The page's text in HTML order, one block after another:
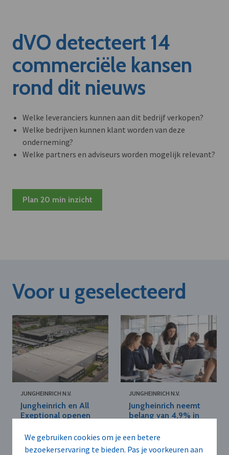
We gebruiken cookies om je een betere
bezoekerservaring te bieden. Pas je voorkeuren aan
dVO detecteert 14
commerciële kansen
rond dit nieuws
Welke leveranciers kunnen aan dit bedrijf verkopen?
Welke bedrijven kunnen klant worden van deze
onderneming?
Welke partners en adviseurs worden mogelijk relevant?
Plan 20 min inzicht
Voor u geselecteerd
JUNGHEINRICH N.V.
Jungheinrich en All
Exeptional openen
Sint-Pieters-Leeuw
JUNGHEINRICH N.V.
Jungheinrich neemt
belang van 4,9% in
producent EP
Equipment